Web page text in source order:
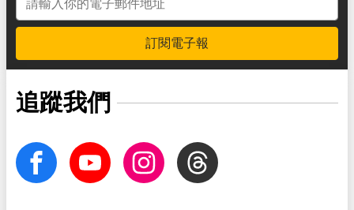
訂閱電子報
追蹤我們
facebook Youtube InstagramThreads